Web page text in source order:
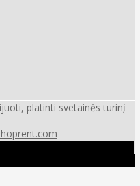
platinti svetainės turinį